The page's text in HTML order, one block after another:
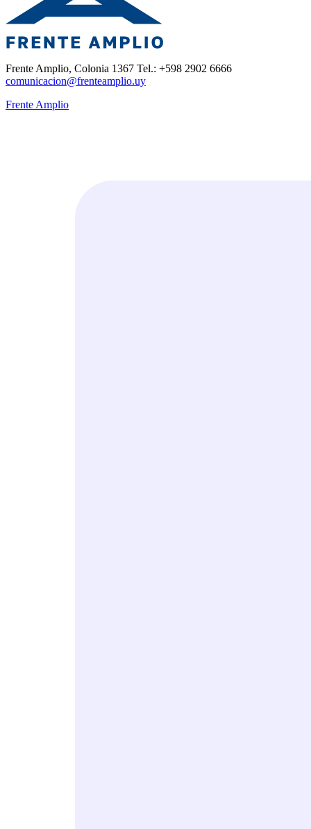
Frente Amplio, Colonia 1367 Tel.: +598 2902 6666
comunicacion@frenteamplio.uy
Frente Amplio